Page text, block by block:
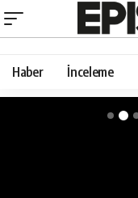
Haber İnceleme